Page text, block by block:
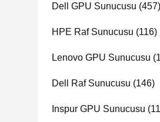
Dell GPU Sunucusu (457)
HPE Raf Sunucusu (116)
Lenovo GPU Sunucusu
Dell Raf Sunucusu (146)
Inspur GPU Sunucusu